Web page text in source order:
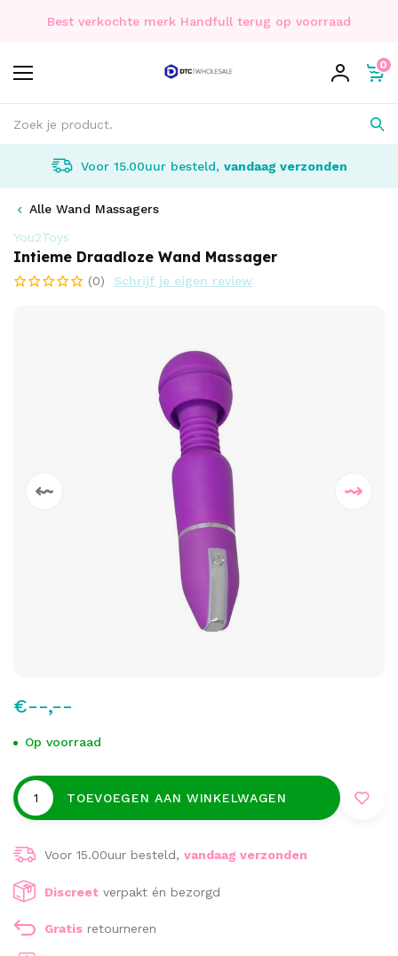
Best verkochte merk Handfull terug op voorraad
0
Voor 15.00uur besteld, vandaag verzonden
Alle Wand Massagers
You2Toys
Intieme Draadloze Wand Massager
(0) Schrijf je eigen review
€--,--
Op voorraad
TOEVOEGEN AAN WINKELWAGEN
Voor 15.00uur besteld, vandaag verzonden
Discreet verpakt én bezorgd
Gratis retourneren